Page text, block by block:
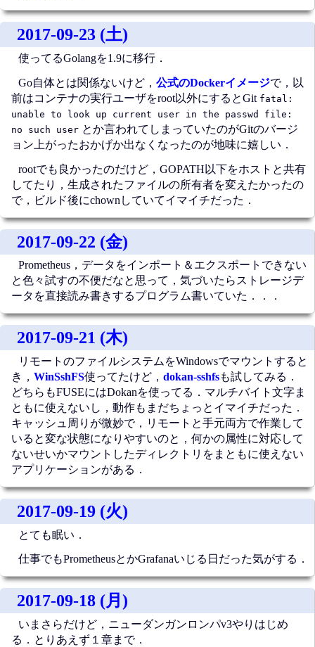
2017-09-23 (土)
使ってるGolangを1.9に移行．
Go自体とは関係ないけど， 公式のDockerイメージで，以
前はコンテナの実行ユーザをroot以外にするとGit fatal:
unable to look up current user in the passwd file:
no such user とか言われてしまっていたのがGitのバージ
ョン上がったおかげか出なくなったのが地味に嬉しい．
rootでも良かったのだけど，GOPATH以下をホストと共有
してたり，生成されたファイルの所有者を変えたかったの
で，ビルド後にchownしていてイマイチだった．
2017-09-22 (金)
Prometheus，データをインポート＆エクスポートできない
と色々試すの不便だなと思って，気づいたらストレージデ
ータを直接読み書きするプログラム書いていた．．．
2017-09-21 (木)
リモートのファイルシステムをWindowsでマウントすると
き， WinSshFS使ってたけど， dokan-sshfsも試してみる．
どちらもFUSEにはDokanを使ってる．マルチバイト文字ま
ともに使えないし，動作もまだちょっとイマイチだった．
キャッシュ周りが微妙で，リモートと手元両方で作業して
いると変な状態になりやすいのと，何かの属性に対応して
ないせいかマウントしたディレクトリをまともに使えない
アプリケーションがある．
2017-09-19 (火)
とても眠い．
仕事でもPrometheusとかGrafanaいじる日だった気がする．
2017-09-18 (月)
いまさらだけど，ニューダンガンロンパv3やりはじめ
る．とりあえず１章まで．